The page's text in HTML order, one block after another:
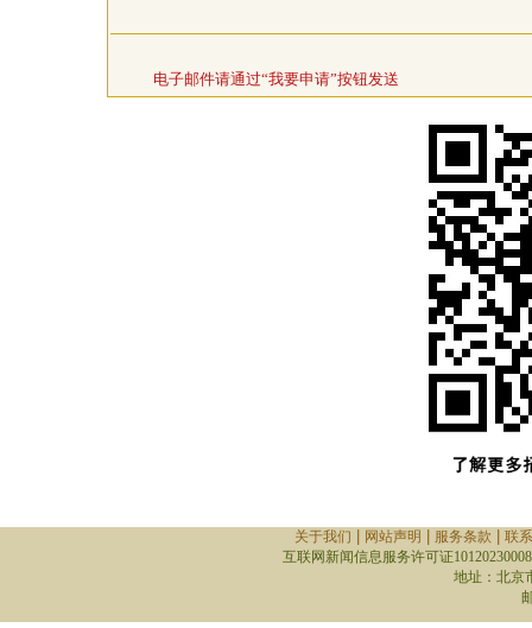
电子邮件请通过“我要申请”按钮发送
关于我们 网站声明 服务条款
联
互联网新闻信息服务许可证10120230008
地址：北京